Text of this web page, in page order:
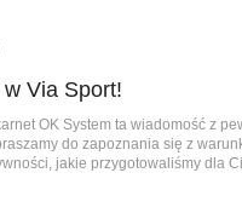
Via Sport!
OK System ta wiadomość z
do zapoznania się z
jakie przygotowaliśmy dla